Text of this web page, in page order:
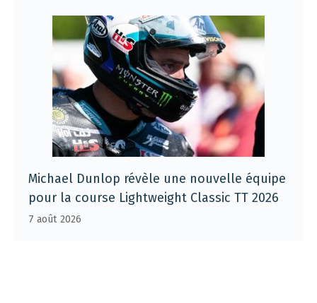
Michael Dunlop révèle une nouvelle équipe
pour la course Lightweight Classic TT 2026
7 août 2026